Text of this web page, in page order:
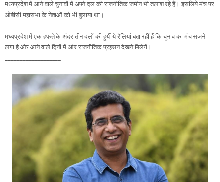
मध्यप्रदेश में आने वाले चुनावों में अपने दल की राजनीतिक जमीन भी तलाश रहे हैं। इसलिये मंच पर
ओबीसी महासभा के नेताओं को भी बुलाया था।
मध्यप्रदेश में एक हफते के अंदर तीन दलों की हुयीं ये रैलियां बता रहीं हैं कि चुनाव का मंच सजने
लगा है और आने वाले दिनों में और राजनीतिक प्रहसन देखने मिलेगें।